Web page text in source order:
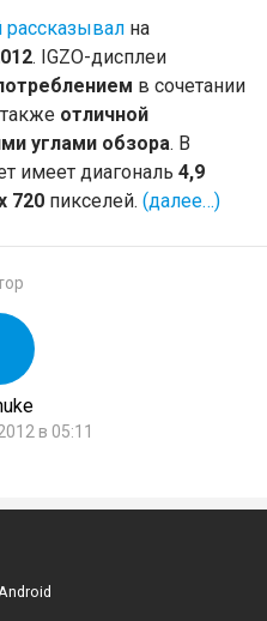
рассказывал на
. IGZO-дисплеи
в сочетании
отличной
углами обзора. В
имеет диагональ 4,9
720 пикселей. (далее…)
в 05:11